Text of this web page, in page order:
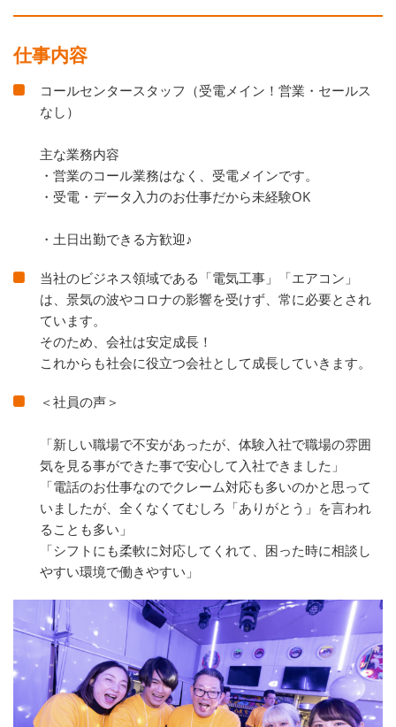
仕事内容
コールセンタースタッフ（受電メイン！営業・セールス
なし）
主な業務内容
・営業のコール業務はなく、受電メインです。
・受電・データ入力のお仕事だから未経験OK
・土日出勤できる方歓迎♪
当社のビジネス領域である「電気工事」「エアコン」
は、景気の波やコロナの影響を受けず、常に必要とされ
ています。
そのため、会社は安定成長！
これからも社会に役立つ会社として成長していきます。
＜社員の声＞
「新しい職場で不安があったが、体験入社で職場の雰囲
気を見る事ができた事で安心して入社できました」
「電話のお仕事なのでクレーム対応も多いのかと思って
いましたが、全くなくてむしろ「ありがとう」を言われ
ることも多い」
「シフトにも柔軟に対応してくれて、困った時に相談し
やすい環境で働きやすい」